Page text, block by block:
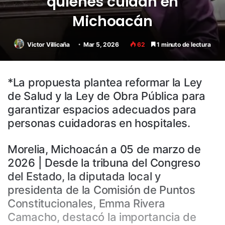
Michoacán
Victor Villicaña Mar 5, 2026 62 1 minuto de lectura
*La propuesta plantea reformar la Ley
de Salud y la Ley de Obra Pública para
garantizar espacios adecuados para
personas cuidadoras en hospitales.
Morelia, Michoacán a 05 de marzo de
2026 | Desde la tribuna del Congreso
del Estado, la diputada local y
presidenta de la Comisión de Puntos
Constitucionales, Emma Rivera
Camacho, destacó la importancia de